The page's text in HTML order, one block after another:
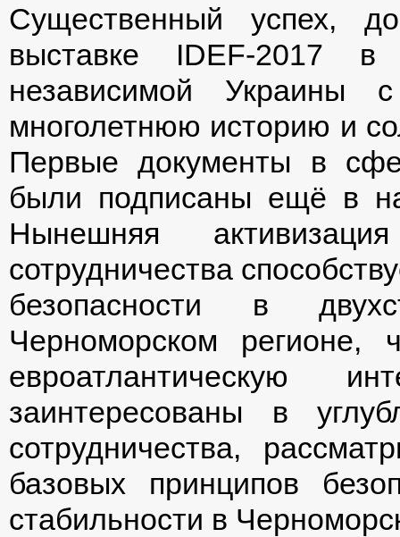
Существенный успех,
выставке IDEF-2017
независимой Украины
многолетнюю историю и
Первые документы в
были подписаны ещё в
Нынешняя
сотрудничества
безопасности в
Черноморском регионе,
евроатлантическую
заинтересованы в
сотрудничества,
базовых принципов
стабильности в